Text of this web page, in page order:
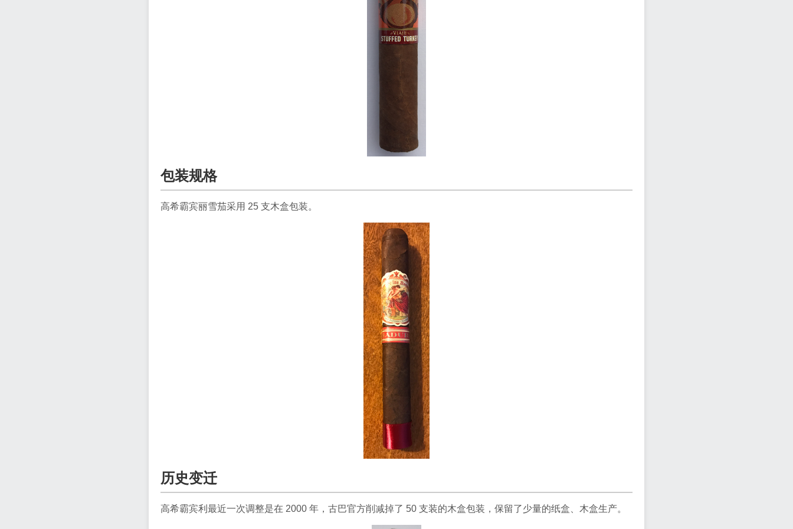
包装规格
高希霸宾丽雪茄采用 25 支木盒包装。
历史变迁
高希霸宾利最近一次调整是在 2000 年，古巴官方削减掉了 50 支装的木盒包装，保留了少量的纸盒、木盒生产。